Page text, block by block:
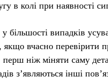
в колі при наявності
більшості випадків
якщо вчасно перевірити
перш ніж міняти саму
з’являються інші